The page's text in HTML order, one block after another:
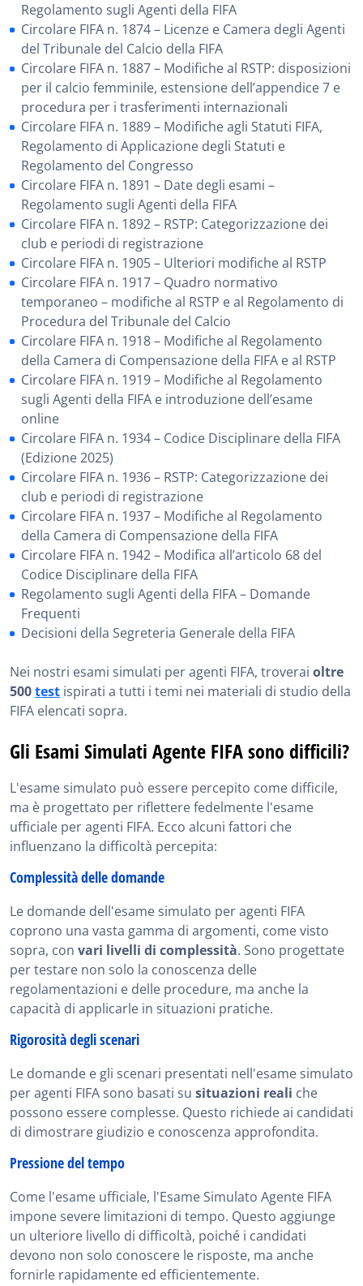
Regolamento sugli Agenti della FIFA
Circolare FIFA n. 1874 – Licenze e Camera degli Agenti
del Tribunale del Calcio della FIFA
Circolare FIFA n. 1887 – Modifiche al RSTP: disposizioni
per il calcio femminile, estensione dell’appendice 7 e
procedura per i trasferimenti internazionali
Circolare FIFA n. 1889 – Modifiche agli Statuti FIFA,
Regolamento di Applicazione degli Statuti e
Regolamento del Congresso
Circolare FIFA n. 1891 – Date degli esami –
Regolamento sugli Agenti della FIFA
Circolare FIFA n. 1892 – RSTP: Categorizzazione dei
club e periodi di registrazione
Circolare FIFA n. 1905 – Ulteriori modifiche al RSTP
Circolare FIFA n. 1917 – Quadro normativo
temporaneo – modifiche al RSTP e al Regolamento di
Procedura del Tribunale del Calcio
Circolare FIFA n. 1918 – Modifiche al Regolamento
della Camera di Compensazione della FIFA e al RSTP
Circolare FIFA n. 1919 – Modifiche al Regolamento
sugli Agenti della FIFA e introduzione dell’esame
online
Circolare FIFA n. 1934 – Codice Disciplinare della FIFA
(Edizione 2025)
Circolare FIFA n. 1936 – RSTP: Categorizzazione dei
club e periodi di registrazione
Circolare FIFA n. 1937 – Modifiche al Regolamento
della Camera di Compensazione della FIFA
Circolare FIFA n. 1942 – Modifica all’articolo 68 del
Codice Disciplinare della FIFA
Regolamento sugli Agenti della FIFA – Domande
Frequenti
Decisioni della Segreteria Generale della FIFA
Nei nostri esami simulati per agenti FIFA, troverai oltre
500test ispirati a tutti i temi nei materiali di studio della
FIFA elencati sopra.
Gli Esami Simulati Agente FIFA sono difficili?
L'esame simulato può essere percepito come difficile,
ma è progettato per riflettere fedelmente l'esame
ufficiale per agenti FIFA. Ecco alcuni fattori che
influenzano la difficoltà percepita:
Complessità delle domande
Le domande dell'esame simulato per agenti FIFA
coprono una vasta gamma di argomenti, come visto
sopra, con vari livelli di complessità. Sono progettate
per testare non solo la conoscenza delle
regolamentazioni e delle procedure, ma anche la
capacità di applicarle in situazioni pratiche.
Rigorosità degli scenari
Le domande e gli scenari presentati nell'esame simulato
per agenti FIFA sono basati su situazioni reali che
possono essere complesse. Questo richiede ai candidati
di dimostrare giudizio e conoscenza approfondita.
Pressione del tempo
Come l'esame ufficiale, l'Esame Simulato Agente FIFA
impone severe limitazioni di tempo. Questo aggiunge
un ulteriore livello di difficoltà, poiché i candidati
devono non solo conoscere le risposte, ma anche
fornirle rapidamente ed efficientemente.